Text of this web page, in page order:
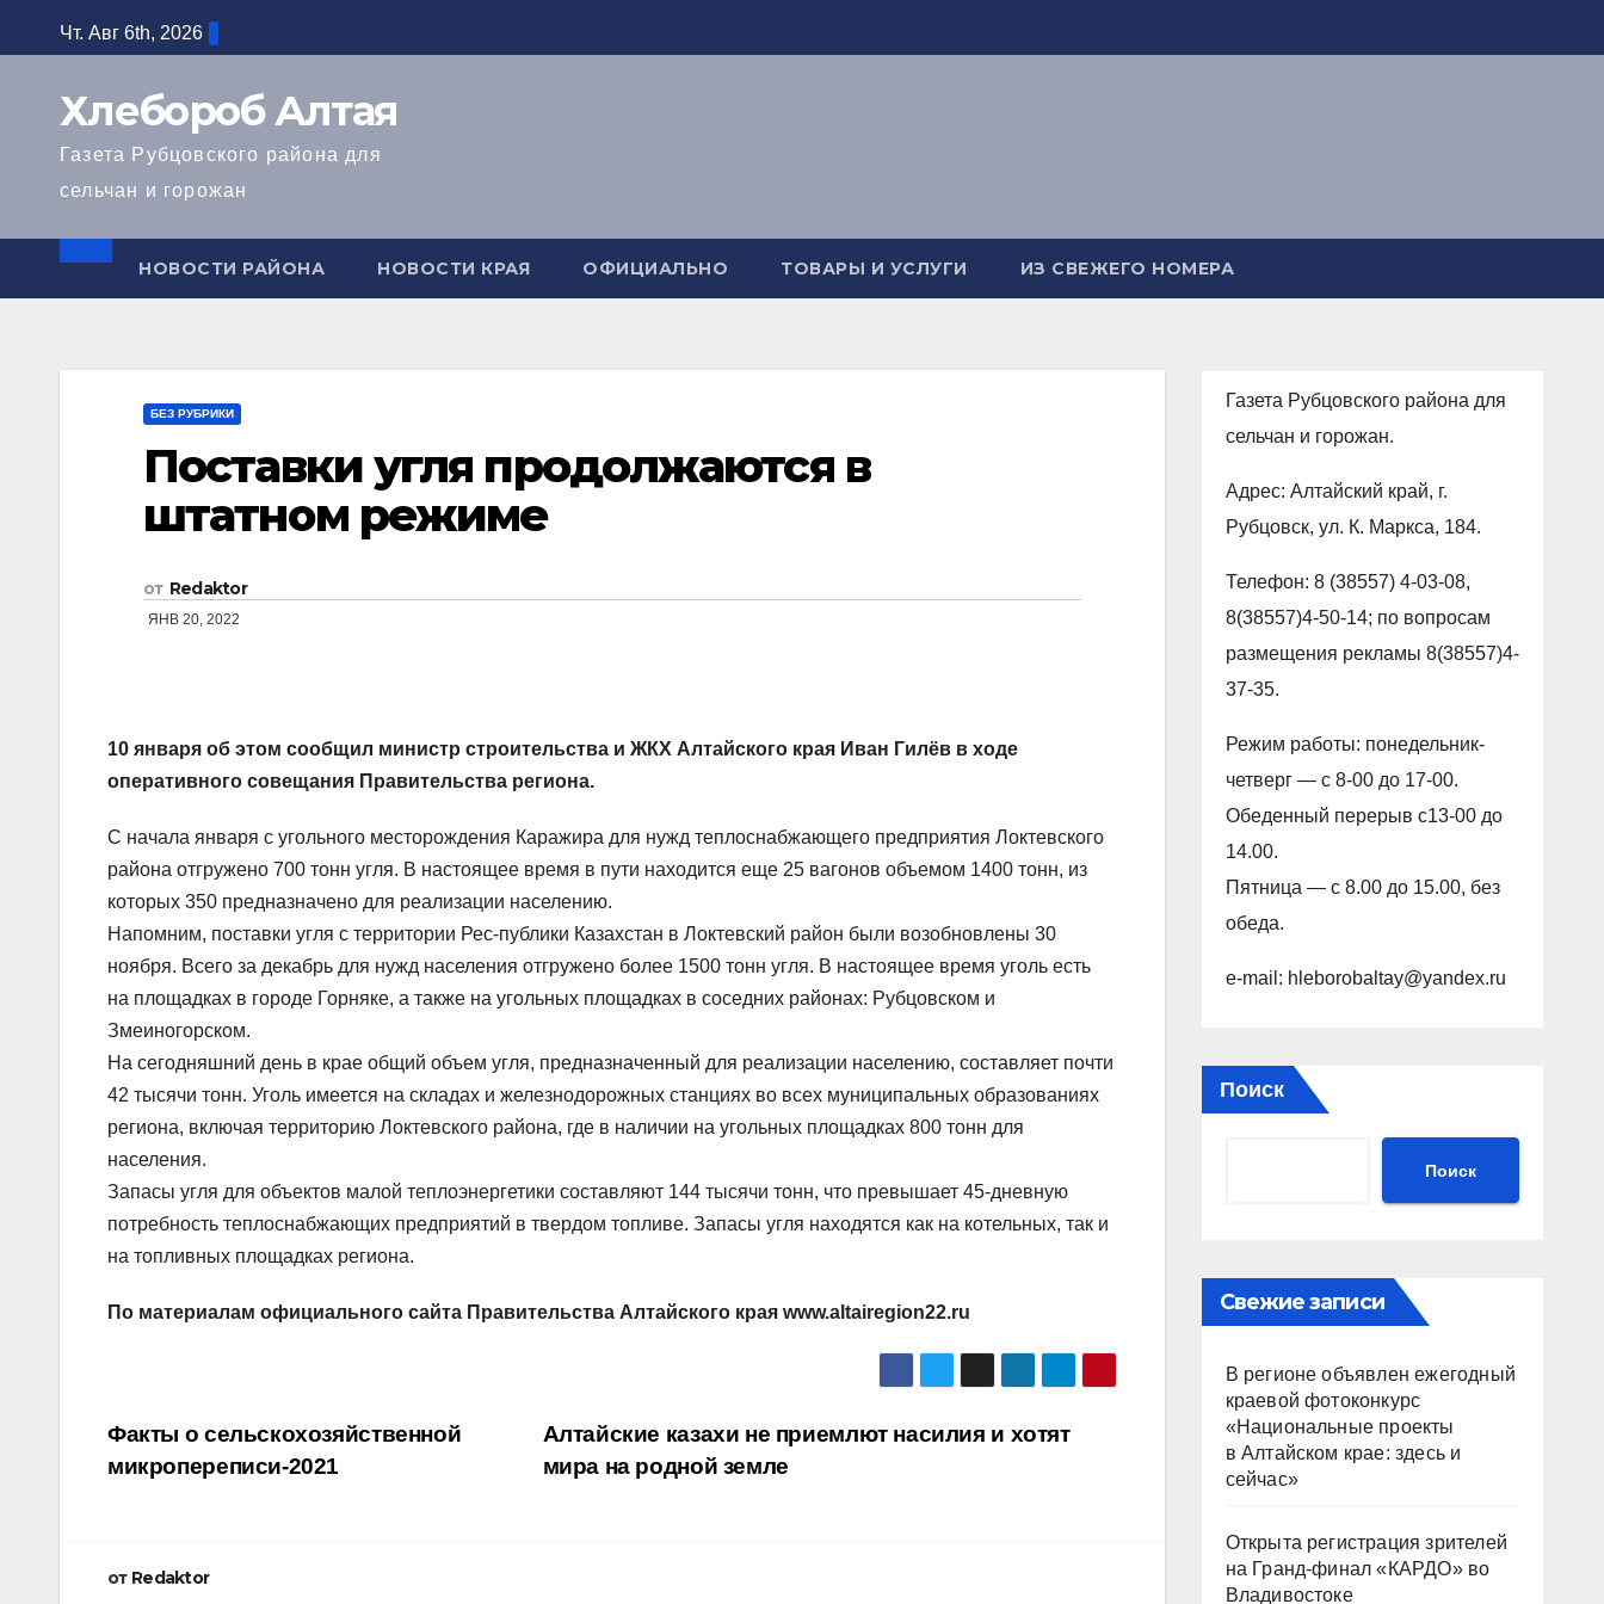
к
Чт. Авг 6th, 2026
Хлебороб Алтая
Газета Рубцовского района для
сельчан и горожан
НОВОСТИ РАЙОНА НОВОСТИ КРАЯ ОФИЦИАЛЬНО ТОВАРЫ И УСЛУГИ ИЗ СВЕЖЕГО НОМЕРА
БЕЗ РУБРИКИ
Поставки угля продолжаются в
штатном режиме
от Redaktor
ЯНВ 20, 2022
10 января об этом сообщил министр строительства и ЖКХ Алтайского края Иван Гилёв в ходе
оперативного совещания Правительства региона.
С начала января с угольного месторождения Каражира для нужд теплоснабжающего предприятия Локтевского
района отгружено 700 тонн угля. В настоящее время в пути находится еще 25 вагонов объемом 1400 тонн, из
которых 350 предназначено для реализации населению.
Напомним, поставки угля с территории Рес-публики Казахстан в Локтевский район были возобновлены 30
ноября. Всего за декабрь для нужд населения отгружено более 1500 тонн угля. В настоящее время уголь есть
на площадках в городе Горняке, а также на угольных площадках в соседних районах: Рубцовском и
Змеиногорском.
На сегодняшний день в крае общий объем угля, предназначенный для реализации населению, составляет почти
42 тысячи тонн. Уголь имеется на складах и железнодорожных станциях во всех муниципальных образованиях
региона, включая территорию Локтевского района, где в наличии на угольных площадках 800 тонн для
населения.
Запасы угля для объектов малой теплоэнергетики составляют 144 тысячи тонн, что превышает 45-дневную
потребность теплоснабжающих предприятий в твердом топливе. Запасы угля находятся как на котельных, так и
на топливных площадках региона.
По материалам официального сайта Правительства Алтайского края www.altairegion22.ru
Навигация
по
Алтайские казахи не приемлют насилия и хотят
мира на родной земле
Факты о сельскохозяйственной
микропереписи-2021
от Redaktor
Газета Рубцовского района для
сельчан и горожан.
Адрес: Алтайский край, г.
Рубцовск, ул. К. Маркса, 184.
Телефон: 8 (38557) 4-03-08,
8(38557)4-50-14; по вопросам
размещения рекламы 8(38557)4-
37-35.
Режим работы: понедельник-
четверг — с 8-00 до 17-00.
Обеденный перерыв с13-00 до
14.00.
Пятница — с 8.00 до 15.00, без
обеда.
e-mail: hleborobaltay@yandex.ru
Поиск
Поиск
Свежие записи
В регионе объявлен ежегодный
краевой фотоконкурс
«Национальные проекты
в Алтайском крае: здесь и
сейчас»
Открыта регистрация зрителей
на Гранд-финал «КАРДО» во
Владивостоке